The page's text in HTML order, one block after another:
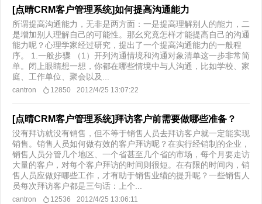
[点晴CRM客户管理系统]如何提高沟通能力
所谓提高沟通能力，无非是两方面：一是提高理解别人的能力，二
是增加别人理解自己的可能性。那幺究竟怎样才能提高自己的沟通
能力呢？心理学家经过研究，提出了一个提高沟通能力的一般程
序。 1.一般步骤 （1）开列沟通情境和沟通对象清单这一步非常简
单。闭上眼睛想一想，你都在哪些情境中与人沟通，比如学校、家
庭、工作单位、聚会以及...
cantron 12850 2012/4/25 13:07:22
[点晴CRM客户管理系统]拜访客户前需要做哪些准备？
没有拜访就没有销售，但不等于销售人员去拜访客户就一定能实现
销售。销售人员如何做有效的客户拜访呢？在实行经销制的企业，
销售人员分管几个地区、一个省甚至几个省的市场，每个月要走访
大量的客户，对每个客户拜访的时间则很短。在有限的时间内，销
售人员应做好哪些工作，才有助于销售业绩的提升呢？一些销售人
员每次拜访客户都是三句话：上个...
cantron 12536 2012/4/25 13:06:11